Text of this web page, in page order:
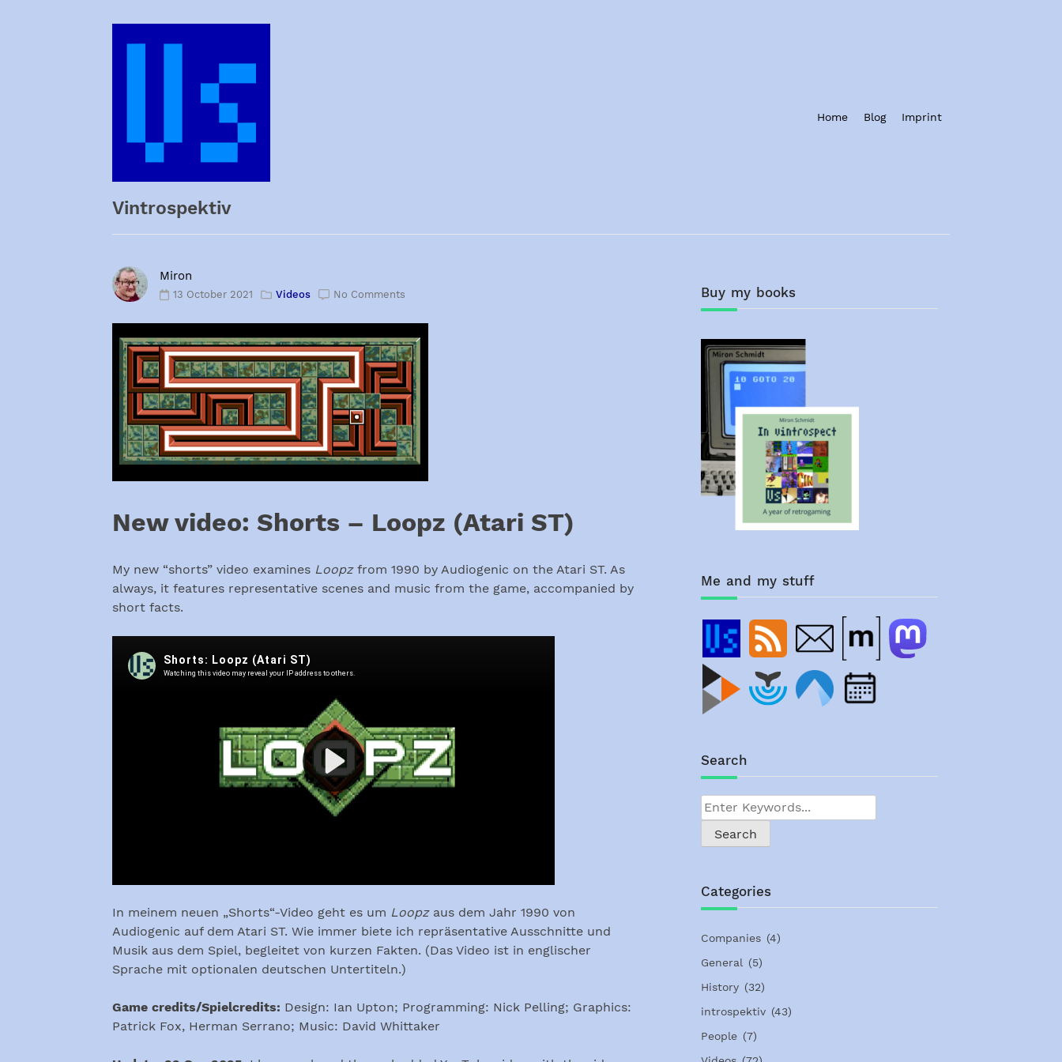
Vintrospektiv
Home Blog Imprint
Miron
13 October 2021 Videos No Comments
New video: Shorts – Loopz (Atari ST)
My new “shorts” video examines Loopzfrom 1990 by Audiogenic on the Atari ST. As
always, it features representative scenes and music from the game, accompanied by
short facts.
In meinem neuen „Shorts“-Video geht es um Loopzaus dem Jahr 1990 von
Audiogenic auf dem Atari ST. Wie immer biete ich repräsentative Ausschnitte und
Musik aus dem Spiel, begleitet von kurzen Fakten. (Das Video ist in englischer
Sprache mit optionalen deutschen Untertiteln.)
Game credits/Spielcredits: Design: Ian Upton; Programming: Nick Pelling; Graphics:
Patrick Fox, Herman Serrano; Music: David Whittaker
Buy my books
Me and my stuff
Search
Categories
Companies (4)
General (5)
History (32)
introspektiv (43)
People (7)